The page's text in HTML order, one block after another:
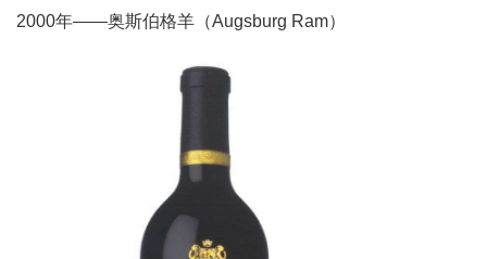
2000年——奥斯伯格羊（Augsburg Ram）